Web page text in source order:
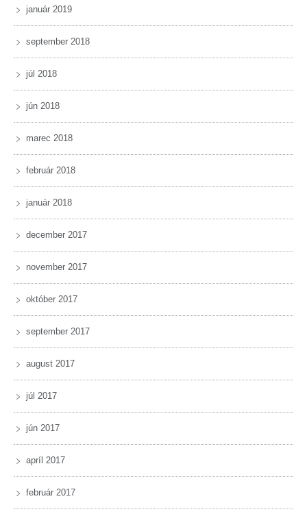
január 2019
september 2018
júl 2018
jún 2018
marec 2018
február 2018
január 2018
december 2017
november 2017
október 2017
september 2017
august 2017
júl 2017
jún 2017
apríl 2017
február 2017